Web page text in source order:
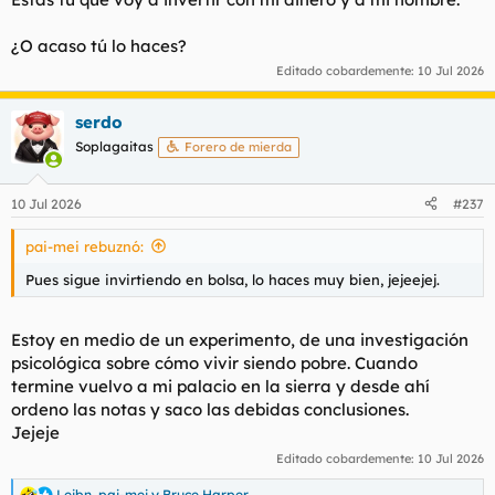
Bueno, no todo son penurias, esta próxima semana tengo que
ir al juzgado por un tema por el que estoy pidiendo casi 50k y
tengo las de ganar. Y me acaba de escribir un señor para
comprarme un cacharro por el que me va a dar 9k, así que con
eso me da para pasar el verano como merezco, como un puto
rey. Jejeje y luego ya pensaremos como volver a dar el
pelotazo padre, que para trabajar siempre hay tiempo (a ser
posible nunca).
Vamos, que 5 putas horas haciendo papeles para hacerme
paguitero y seguramente haya que abortar misión porque me
lleguen unas buenas sacas y no me concendan mi tan ansiada
paga.
Por lo demás...masuno escrito en la plaza que tengo cruzando
la calle, que ya sabéis que en Alemania (
@Leger
) cuando sale
el solete hay que aprovechar.
Ver el archivos adjunto 225102
¿O acaso tú lo haces?
Editado cobardemente: 10 Jul 2026
serdo
Soplagaitas Forero de mierda
10 Jul 2026 #237
pai-mei rebuznó:
Pues sigue invirtiendo en bolsa, lo haces muy bien, jejeejej.
Estoy en medio de un experimento, de una investigación
psicológica sobre cómo vivir siendo pobre. Cuando
termine vuelvo a mi palacio en la sierra y desde ahí
ordeno las notas y saco las debidas conclusiones.
Jejeje
Editado cobardemente: 10 Jul 2026